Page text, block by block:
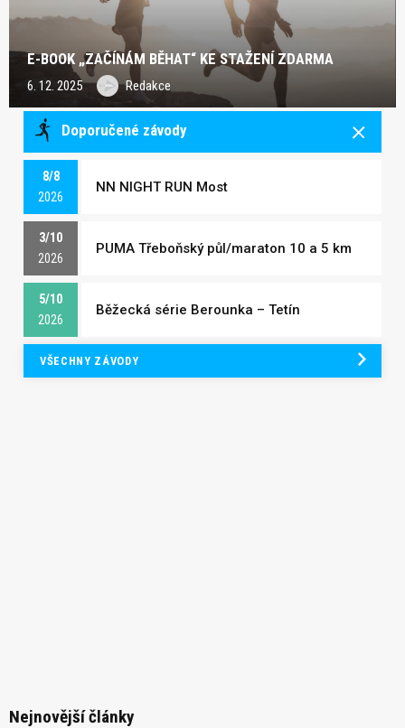
E-BOOK „ZAČÍNÁM BĚHAT“ KE STAŽENÍ ZDARMA
6. 12. 2025 Redakce
Doporučené závody
8/8
2026
NN NIGHT RUN Most
3/10
2026
PUMA Třeboňský půl/maraton 10 a 5 km
5/10
2026
Běžecká série Berounka – Tetín
VŠECHNY ZÁVODY
Nejnovější články